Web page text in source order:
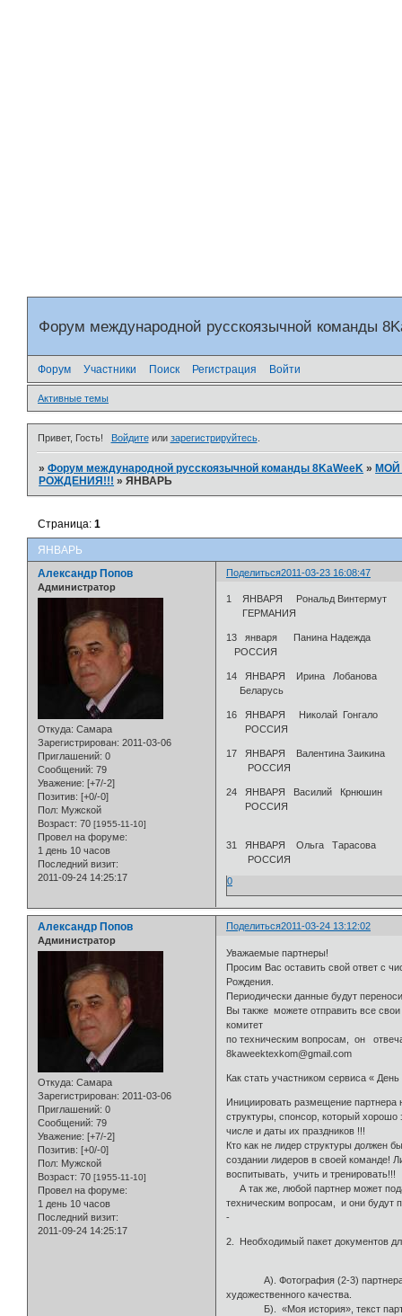
Форум международной русскоязычной команды
Форум Участники Поиск Регистрация Войти
Активные темы
Привет, Гость! Войдитеили зарегистрируйтесь.
»Форум международной русскоязычной команды 8KaWeeK »
РОЖДЕНИЯ!!! »ЯНВАРЬ
ЯНВАРЬ
Страница:1
Поделиться2011-03-23 16:08:47
Александр Попов
Администратор
Откуда: Самара
Зарегистрирован: 2011-03-06
Приглашений: 0
Сообщений: 79
Уважение: [+7/-2]
Позитив: [+0/-0]
Пол: Мужской
Возраст: 70 [1955-11-10]
Провел на форуме:
1 день 10 часов
Последний визит:
2011-09-24 14:25:17
1 ЯНВАРЯ
ГЕРМАНИЯ
13 января Панина
РОССИЯ
14 ЯНВАРЯ
Беларусь
16 ЯНВАРЯ Николай
РОССИЯ
17 ЯНВАРЯ
РОССИЯ
24 ЯНВАРЯ Василий
РОССИЯ
31 ЯНВАРЯ Ольга
РОССИЯ
0
Поделиться2011-03-24 13:12:02
Александр Попов
Администратор
Откуда: Самара
Зарегистрирован: 2011-03-06
Приглашений: 0
Сообщений: 79
Уважение: [+7/-2]
Позитив: [+0/-0]
Пол: Мужской
Возраст: 70 [1955-11-10]
Провел на форуме:
1 день 10 часов
Последний визит:
2011-09-24 14:25:17
Уважаемые партнеры!
Просим Вас оставить свой ответ с
Рождения.
Периодически данные будут
Вы также можете отправить все
комитет
по техническим вопросам, он
8kaweektexkom@gmail.com
Как стать участником сервиса «
Инициировать размещение партнера
структуры, спонсор, который хорошо
числе и даты их праздников !!!
Кто как не лидер структуры должен
создании лидеров в своей команде!
воспитывать, учить и тренировать!!!
А так же, любой партнер может
техническим вопросам, и они будут
-
2. Необходимый пакет документов
А). Фотография (2-3) партнера,
художественного качества.
Б). «Моя история», текст